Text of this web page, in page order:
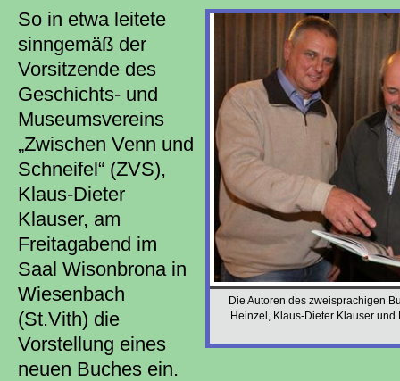
Die Autoren des zweisprachigen
Heinzel, Klaus-Dieter Klauser und
So in etwa leitete
sinngemäß der
Vorsitzende des
Geschichts- und
Museumsvereins
„Zwischen Venn und
Schneifel“ (ZVS),
Klaus-Dieter
Klauser, am
Freitagabend im
Saal Wisonbrona in
Wiesenbach
(St.Vith) die
Vorstellung eines
neuen Buches ein.